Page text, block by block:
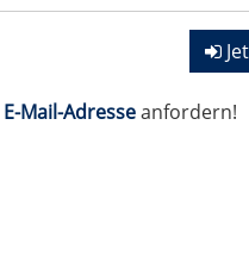
E-Mail-Adresseanfordern!